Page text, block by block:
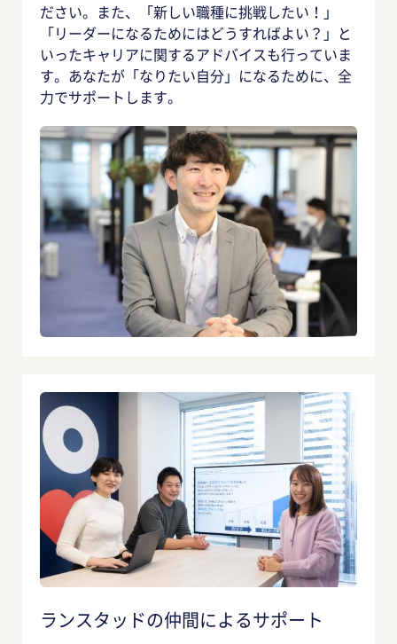
ださい。また、「新しい職種に挑戦したい！」
「リーダーになるためにはどうすればよい？」と
いったキャリアに関するアドバイスも行っていま
す。あなたが「なりたい自分」になるために、全
力でサポートします。
ランスタッドの仲間によるサポート